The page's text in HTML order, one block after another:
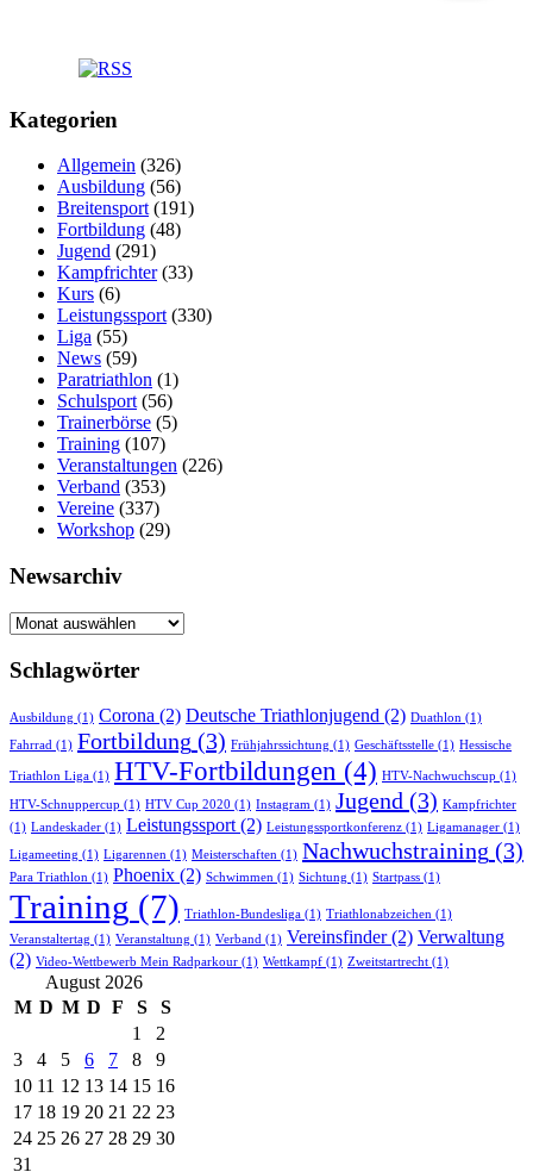
Kategorien
Allgemein (326)
Ausbildung (56)
Breitensport(191)
Fortbildung (48)
Jugend (291)
Kampfrichter(33)
Kurs (6)
Leistungssport(330)
Liga (55)
News (59)
Paratriathlon (1)
Schulsport(56)
Trainerbörse (5)
Training (107)
Veranstaltungen (226)
Verband (353)
Vereine (337)
Workshop (29)
Newsarchiv
Newsarchiv
Schlagwörter
Ausbildung (1) Corona (2) Deutsche Triathlonjugend (2) Duathlon (1)
Fahrrad (1) Fortbildung (3) Frühjahrssichtung (1) Geschäftsstelle (1) Hessische
Triathlon Liga (1) HTV-Fortbildungen (4) HTV-Nachwuchscup (1)
HTV-Schnuppercup (1) HTV Cup 2020 (1) Instagram (1) Jugend (3) Kampfrichter
(1) Landeskader (1) Leistungssport(2) Leistungssportkonferenz (1) Ligamanager (1)
Ligameeting (1) Ligarennen (1) Meisterschaften (1) Nachwuchstraining (3)
Para Triathlon (1) Phoenix (2) Schwimmen (1) Sichtung (1) Startpass (1)
Training (7) Triathlon-Bundesliga (1) Triathlonabzeichen (1)
Veranstaltertag (1) Veranstaltung (1) Verband (1) Vereinsfinder(2) Verwaltung
(2) Video-Wettbewerb Mein Radparkour (1) Wettkampf (1) Zweitstartrecht (1)
August 2026
M D M D F S
S
1
2
3
4 5 6 7 8
9
10 11 12 13 14 15 16
17 18 19 20 21 22 23
24 25 26 27 28 29 30
31